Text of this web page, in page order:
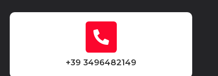
+39 3496482149